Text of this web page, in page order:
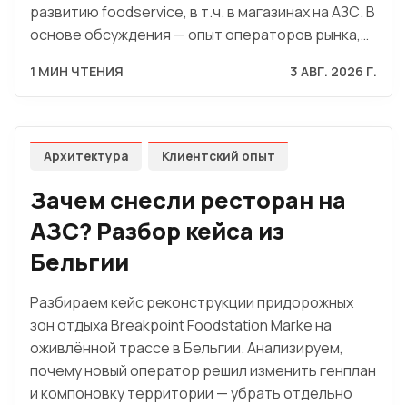
развитию foodservice, в т.ч. в магазинах на АЗС. В
основе обсуждения — опыт операторов рынка,…
1 МИН ЧТЕНИЯ 3 АВГ. 2026 Г.
Архитектура Клиентский опыт
Зачем снесли ресторан на
АЗС? Разбор кейса из
Бельгии
Разбираем кейс реконструкции придорожных
зон отдыха Breakpoint Foodstation Marke на
оживлённой трассе в Бельгии. Анализируем,
почему новый оператор решил изменить генплан
и компоновку территории — убрать отдельно